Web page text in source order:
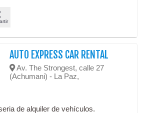
AUTO EXPRESS CAR RENTAL
Av. The Strongest, calle 27
(Achumani) - La Paz,
de alquiler de vehículos.